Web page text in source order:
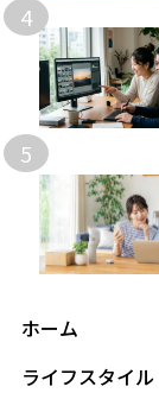
4
5
ホーム
ライフスタイル